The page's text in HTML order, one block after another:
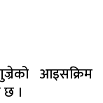
आइसक्रिम
छ ।